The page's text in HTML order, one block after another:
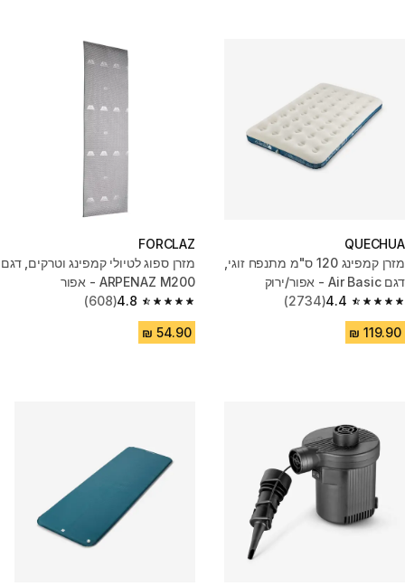
QUECHUA
מזרן קמפינג 120 ס"מ מתנפח זוגי,
דגם Air Basic - אפור/ירוק
4.4
4.4 out of 5 stars from 2734 reviews
(2734)
FORCLAZ
מזרן ספוג לטיולי קמפינג וטרקים, דגם
ARPENAZ M200 - אפור
4.8
4.8 out of 5 stars from 608 reviews
(608)